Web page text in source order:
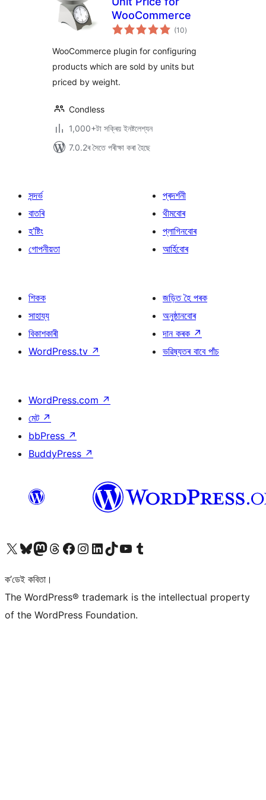
WooCommerce
(10টা
মুঠ)
WooCommerce plugin for configuring
products which are sold by units but
priced by weight.
Condless
1,000+টা সক্ৰিয় ইনষ্টলেশ্যন
7.0.2ৰ সৈতে পৰীক্ষা কৰা হৈছে
সন্দৰ্ভ
বাতৰি
হ’ষ্টিং
গোপনীয়তা
প্ৰদৰ্শনী
থীমবোৰ
প্লাগিনবোৰ
আৰ্হিবোৰ
শিকক
সাহায্য
বিকাশকাৰী
WordPress.tv ↗
জড়িত হৈ পৰক
অনুষ্ঠানবোৰ
দান কৰক ↗
ভৱিষ্যতৰ বাবে পাঁচ
WordPress.com ↗
মেট ↗
bbPress ↗
BuddyPress ↗
আমাৰ X (আগৰ Twitter) একাউণ্টলৈ যাওকআমাৰ Bluesky একাউণ্টলৈ যাওকআমাৰ Mastodon একাউণ্টলৈ যাওকআমাৰ Threads একাউণ্টলৈ যাওকআমাৰ Facebook পৃষ্ঠালৈ যাওকআমাৰ Instagram একাউণ্টলৈ যাওকআমাৰ LinkedIn একাউণ্টলৈ যাওকআমাৰ TikTok একাউণ্টলৈ যাওকআমাৰ YouTube চেনেললৈ যাওকআমাৰ Tumblr একাউণ্টলৈ যাওক
ক’ডেই কবিতা।
The WordPress® trademark is the intellectual property
of the WordPress Foundation.